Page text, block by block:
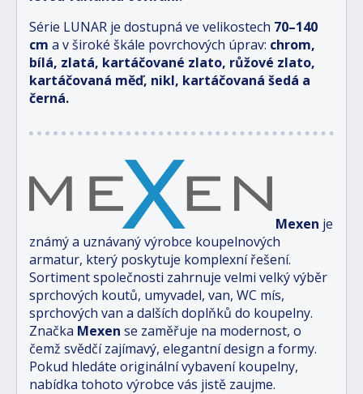
Série LUNAR je dostupná ve velikostech 70–140
cm a v široké škále povrchových úprav: chrom,
bílá, zlatá, kartáčované zlato, růžové zlato,
kartáčovaná měď, nikl, kartáčovaná šedá a
černá.
Mexen je
známý a uznávaný výrobce koupelnových
armatur, který poskytuje komplexní řešení.
Sortiment společnosti zahrnuje velmi velký výběr
sprchových koutů, umyvadel, van, WC mís,
sprchových van a dalších doplňků do koupelny.
Značka Mexen se zaměřuje na modernost, o
čemž svědčí zajímavý, elegantní design a formy.
Pokud hledáte originální vybavení koupelny,
nabídka tohoto výrobce vás jistě zaujme.